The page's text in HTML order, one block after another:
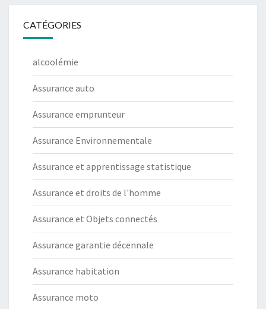
CATÉGORIES
alcoolémie
Assurance auto
Assurance emprunteur
Assurance Environnementale
Assurance et apprentissage statistique
Assurance et droits de l'homme
Assurance et Objets connectés
Assurance garantie décennale
Assurance habitation
Assurance moto